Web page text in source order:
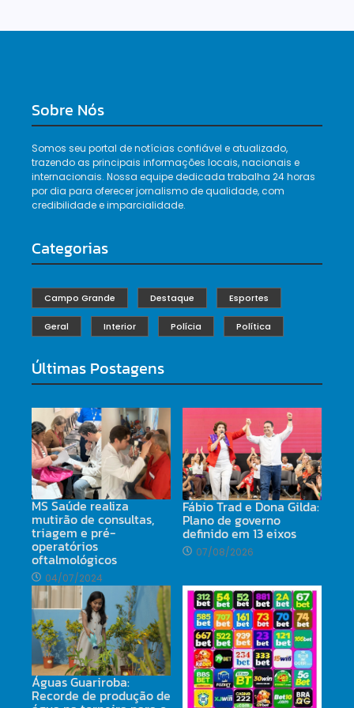
Sobre Nós
Somos seu portal de notícias confiável e atualizado,
trazendo as principais informações locais, nacionais e
internacionais. Nossa equipe dedicada trabalha 24 horas
por dia para oferecer jornalismo de qualidade, com
credibilidade e imparcialidade.
Categorias
Campo Grande Destaque Esportes
Geral Interior Polícia Política
Últimas Postagens
MS Saúde realiza
mutirão de consultas,
triagem e pré-
operatórios
oftalmológicos
04/07/2024
Fábio Trad e Dona Gilda:
Plano de governo
definido em 13 eixos
07/08/2026
Águas Guariroba:
Recorde de produção de